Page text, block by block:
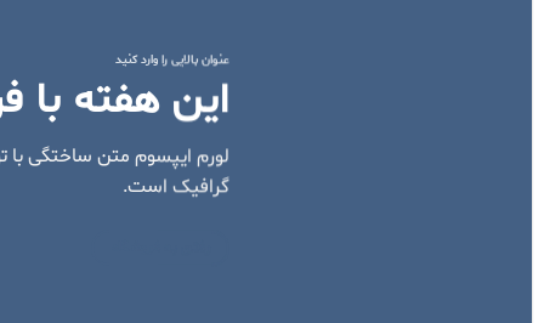
عنوان بالایی را وارد کنید
این هفته با
لورم ایپسوم متن ساختگی با
گرافیک است.